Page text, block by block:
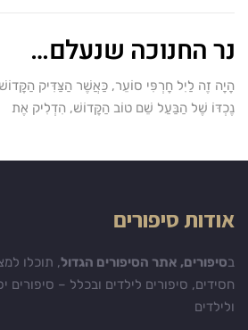
נר החנוכה שנעלם…
הָיָה זֶה לַיִל חָרְפִּי סוֹעֵר, כַּאֲשֶׁר הַצַּדִּיק הַקָּדוֹשׁ
נֶכְדּוֹ שֶׁל הַבַּעַל שֵׁם טוֹב הַקָּדוֹשׁ, הִדְלִיק אֶת
אודות סיפורים
בסיפורים, אתר הסיפורים הגדול, תוכלו
חסידים, סיפורים לילדים ובכלל – סיפורים
ולילדים